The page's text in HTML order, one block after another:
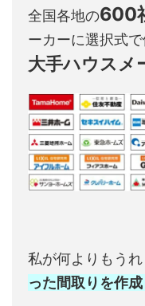
全国各地の600
ーカーに選択式
大手ハウスメ
私が何よりもうれ
った間取りを作成